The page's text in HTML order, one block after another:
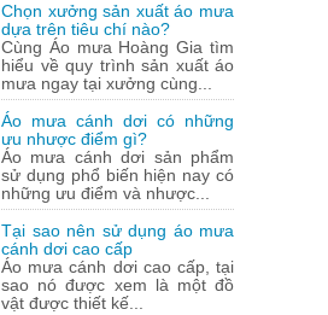
Chọn xưởng sản xuất áo mưa
dựa trên tiêu chí nào?
Cùng Áo mưa Hoàng Gia tìm
hiểu về quy trình sản xuất áo
mưa ngay tại xưởng cùng...
Áo mưa cánh dơi có những
ưu nhược điểm gì?
Áo mưa cánh dơi sản phẩm
sử dụng phổ biến hiện nay có
những ưu điểm và nhược...
Tại sao nên sử dụng áo mưa
cánh dơi cao cấp
Áo mưa cánh dơi cao cấp, tại
sao nó được xem là một đồ
vật được thiết kế...